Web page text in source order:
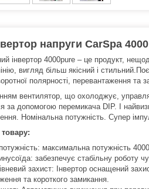
напруги CarSpa
інвертор 4000pure – це продукт,
вигляд більш якісний і
полярності, перевантаження та
вентилятор, що охолоджує,
за допомогою перемикача DIP. І
Номінальна потужність. Супер
максимальна потужність
забезпечує стабільну роботу
захист: Інвертор оснащений
та короткого замикання.